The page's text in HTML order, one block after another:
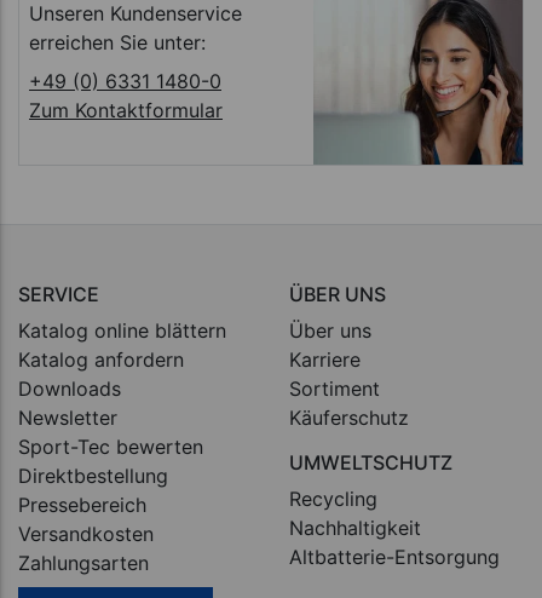
Unseren Kundenservice
erreichen Sie unter:
+49 (0) 6331 1480-0
Zum Kontaktformular
SERVICE
Katalog online blättern
Katalog anfordern
Downloads
Newsletter
Sport-Tec bewerten
Direktbestellung
Pressebereich
Versandkosten
Zahlungsarten
ÜBER UNS
Über uns
Karriere
Sortiment
Käuferschutz
UMWELTSCHUTZ
Recycling
Nachhaltigkeit
Altbatterie-Entsorgung